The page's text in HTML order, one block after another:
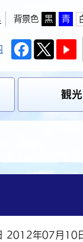
背景色 黒 青
観
2012年07月10